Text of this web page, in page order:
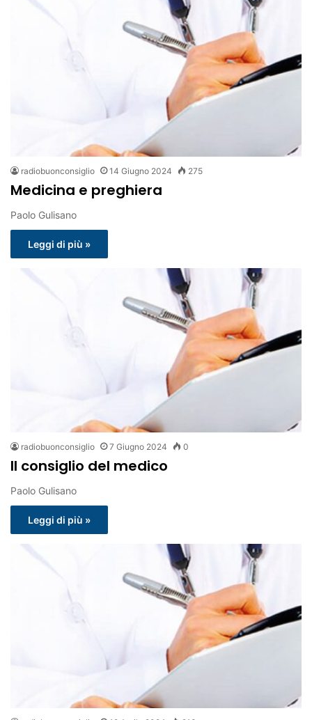
radiobuonconsiglio 14 Giugno 2024 275
Medicina e preghiera
Paolo Gulisano
Leggi di più »
radiobuonconsiglio 7 Giugno 2024 0
Il consiglio del medico
Paolo Gulisano
Leggi di più »